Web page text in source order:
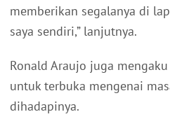
memberikan segalanya di
saya sendiri,” lanjutnya.
Ronald Araujo juga
untuk terbuka mengenai
dihadapinya.